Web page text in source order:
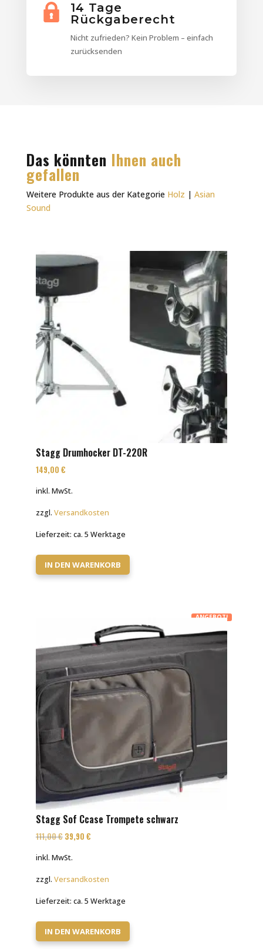
14 Tage
Rückgaberecht
Nicht zufrieden? Kein Problem – einfach
zurücksenden
Das könnten Ihnen auch
gefallen
Weitere Produkte aus der Kategorie Holz | Asian
Sound
Stagg Drumhocker DT-220R
149,00 €
inkl. MwSt.
zzgl. Versandkosten
Lieferzeit: ca. 5 Werktage
IN DEN WARENKORB
ANGEBOT!
Stagg Sof Ccase Trompete schwarz
111,00€ Ursprünglicher
111,00 €
39,90 €Aktueller
39,90 €.
inkl. MwSt.
zzgl. Versandkosten
Lieferzeit: ca. 5 Werktage
IN DEN WARENKORB